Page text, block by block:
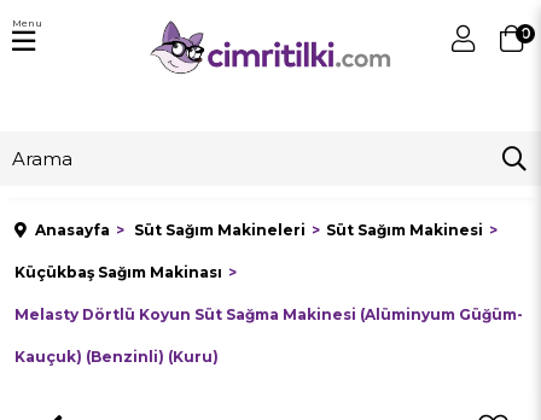
0
Menu
Anasayfa Süt Sağım Makineleri Süt Sağım Makinesi
Küçükbaş Sağım Makinası
Melasty Dörtlü Koyun Süt Sağma Makinesi (Alüminyum Güğüm-
Kauçuk) (Benzinli) (Kuru)